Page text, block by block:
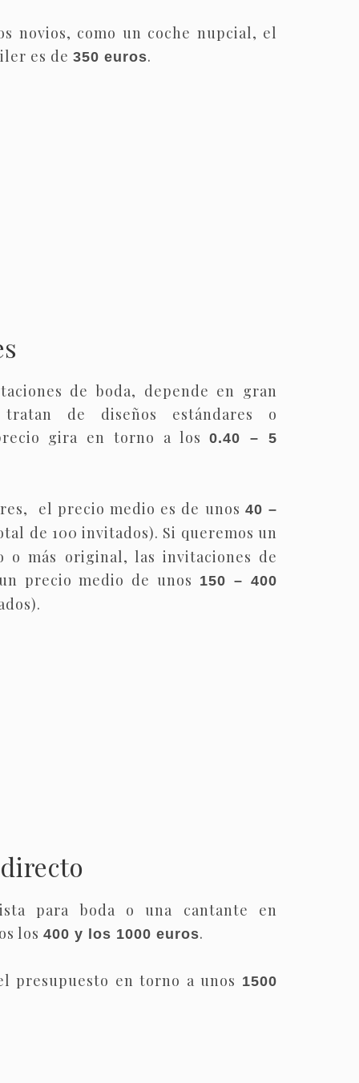
novios, como un coche nupcial, el
es de 350 euros.
de boda, depende en gran
de diseños estándares o
gira en torno a los0.40 – 5
el precio medio es de unos 40 –
de 100 invitados). Si queremos un
o más original, las invitaciones de
precio medio de unos 150 – 400
para boda o una cantante en
los 400 y los 1000 euros.
presupuesto en torno a unos 1500